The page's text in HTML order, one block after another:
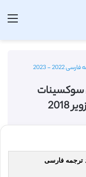
- 2023
سوکسینات
ترجمه فارسی